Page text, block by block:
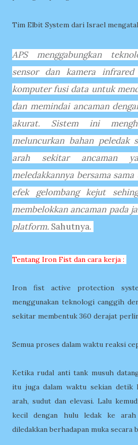
Tim Elbit System dari Israel
APS menggabungkan
sensor dan kamera
komputer fusi data untuk
dan memindai ancaman
akurat. Sistem ini
meluncurkan bahan peledak
arah sekitar ancaman
meledakkannya bersama
efek gelombang kejut
membelokkan ancaman pada
platform. Sahutnya.
Tentang Iron Fist dan cara kerja :
Iron fist active protection
menggunakan teknologi canggih
sekitar membentuk 360 derajat
Semua proses dalam waktu reaksi
Ketika rudal anti tank musuh
itu juga dalam waktu sekian detik
arah, sudut dan elevasi. Lalu
kecil dengan hulu ledak ke
diledakkan berhadapan muka secara